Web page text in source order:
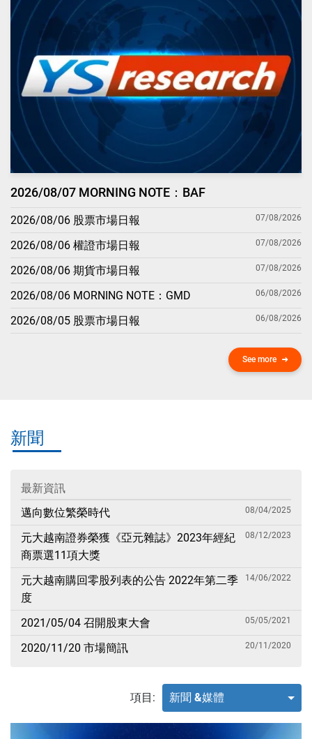
2026/08/07 MORNING NOTE：BAF
2026/08/06 股票市場日報 07/08/2026
2026/08/06 權證市場日報 07/08/2026
2026/08/06 期貨市場日報 07/08/2026
2026/08/06 MORNING NOTE：GMD 06/08/2026
2026/08/05 股票市場日報 06/08/2026
See more
新聞
最新資訊
邁向數位繁榮時代
08/04/2025
元大越南證券榮獲《亞元雜誌》2023年經紀
商票選11項大獎
08/12/2023
元大越南購回零股列表的公告 2022年第二季
度
14/06/2022
2021/05/04 召開股東大會 05/05/2021
2020/11/20 市場簡訊 20/11/2020
項目: 新聞 &媒體